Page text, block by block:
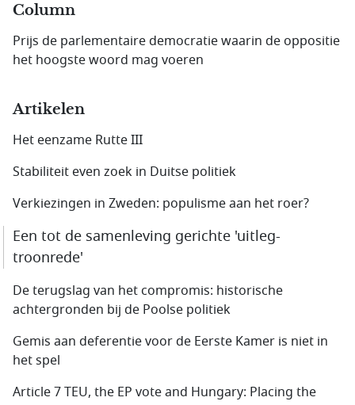
Column
Prijs de parlementaire democratie waarin de oppositie
het hoogste woord mag voeren
Artikelen
Het eenzame Rutte III
Stabiliteit even zoek in Duitse politiek
Verkiezingen in Zweden: populisme aan het roer?
Een tot de samenleving gerichte 'uitleg-
troonrede'
De terugslag van het compromis: historische
achtergronden bij de Poolse politiek
Gemis aan deferentie voor de Eerste Kamer is niet in
het spel
Article 7 TEU, the EP vote and Hungary: Placing the